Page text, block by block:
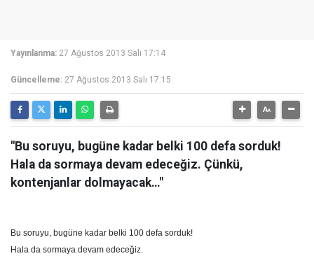
Yayınlanma: 27 Ağustos 2013 Salı 17:14
Güncelleme: 27 Ağustos 2013 Salı 17:15
"Bu soruyu, bugüne kadar belki 100 defa sorduk!
Hala da sormaya devam edeceğiz. Çünkü,
kontenjanlar dolmayacak…"
Bu soruyu, bugüne kadar belki 100 defa sorduk!
Hala da sormaya devam edeceğiz.